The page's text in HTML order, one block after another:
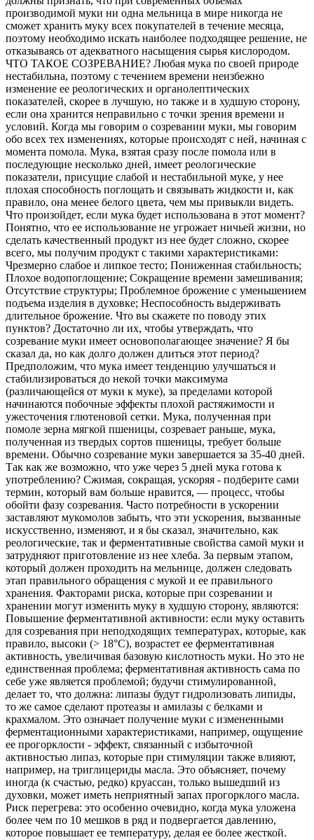
производимой муки ни одна мельница в мире никогда не
сможет хранить муку всех покупателей в течение месяца,
поэтому необходимо искать наиболее подходящее решение, не
отказываясь от адекватного насыщения сырья кислородом.
ЧТО ТАКОЕ СОЗРЕВАНИЕ? Любая мука по своей природе
нестабильна, поэтому с течением времени неизбежно
изменение ее реологических и органолептических
показателей, скорее в лучшую, но также и в худшую сторону,
если она хранится неправильно с точки зрения времени и
условий. Когда мы говорим о созревании муки, мы говорим
обо всех тех изменениях, которые происходят с ней, начиная с
момента помола. Мука, ​​взятая сразу после помола или в
последующие несколько дней, имеет реологические
показатели, присущие слабой и нестабильной муке, у нее
плохая способность поглощать и связывать жидкости и, как
правило, она менее белого цвета, чем мы привыкли видеть.
Что произойдет, если мука будет использована в этот момент?
Понятно, что ее использование не угрожает ничьей жизни, но
сделать качественный продукт из нее будет сложно, скорее
всего, мы получим продукт с такими характеристиками:
Чрезмерно слабое и липкое тесто; Пониженная стабильность;
Плохое водопоглощение; Сокращение времени замешивания;
Отсутствие структуры; Проблемное брожение с уменьшением
подъема изделия в духовке; Неспособность выдерживать
длительное брожение. Что вы скажете по поводу этих
пунктов? Достаточно ли их, чтобы утверждать, что
созревание муки имеет основополагающее значение? Я бы
сказал да, но как долго должен длиться этот период?
Предположим, что мука имеет тенденцию улучшаться и
стабилизироваться до некой точки максимума
(различающейся от муки к муке), за пределами которой
начинаются побочные эффекты плохой растяжимости и
ужесточения глютеновой сетки. Мука, ​​полученная при
помоле зерна мягкой пшеницы, созревает раньше, мука,
полученная из твердых сортов пшеницы, требует больше
времени. Обычно созревание муки завершается за 35-40 дней.
Так как же возможно, что уже через 5 дней мука готова к
употреблению? Сжимая, сокращая, ускоряя - подберите сами
термин, который вам больше нравится, — процесс, чтобы
обойти фазу созревания. Часто потребности в ускорении
заставляют мукомолов забыть, что эти ускорения, вызванные
искусственно, изменяют, и я бы сказал, значительно, как
реологические, так и ферментативные свойства самой муки и
затрудняют приготовление из нее хлеба. За первым этапом,
который должен проходить на мельнице, должен следовать
этап правильного обращения с мукой и ее правильного
хранения. Факторами риска, которые при созревании и
хранении могут изменить муку в худшую сторону, являются:
Повышение ферментативной активности: если муку оставить
для созревания при неподходящих температурах, которые, как
правило, высоки (> 18°C), возрастет ее ферментативная
активность, увеличивая базовую кислотность муки. Но это не
единственная проблема; ферментативная активность сама по
себе уже является проблемой; будучи стимулированной,
делает то, что должна: липазы будут гидролизовать липиды,
то же самое сделают протеазы и амилазы с белками и
крахмалом. Это означает получение муки с измененными
ферментационными характеристиками, например, ощущение
ее прогорклости - эффект, связанный с избыточной
активностью липаз, которые при стимуляции также влияют,
например, на триглицериды масла. Это объясняет, почему
иногда (к счастью, редко) круассан, только вышедший из
духовки, может иметь неприятный запах прогорклого масла.
Риск перегрева: это особенно очевидно, когда мука уложена
более чем по 10 мешков в ряд и подвергается давлению,
которое повышает ее температуру, делая ее более жесткой.